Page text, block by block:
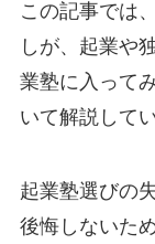
この記事では
しが、起業や
業塾に入って
いて解説して
起業塾選びの
後悔しないた